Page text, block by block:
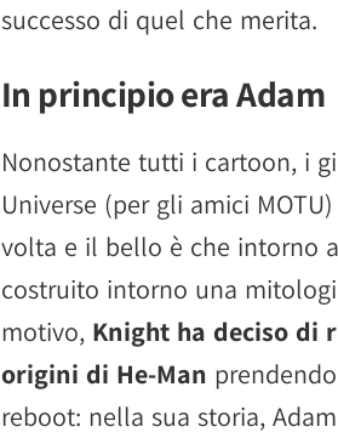
successo di quel che merita.
In principio era Adam
Nonostante tutti i cartoon, i
Universe (per gli amici
volta e il bello è che intorno
costruito intorno una
motivo, Knight ha deciso di
origini di He-Man
reboot: nella sua storia,